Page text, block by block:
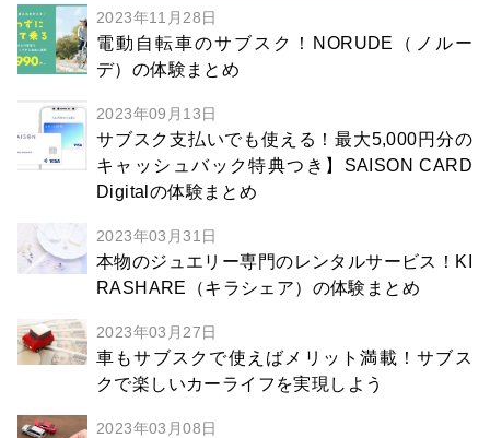
2023年11月28日
電動自転車のサブスク！NORUDE（ノルー
デ）の体験まとめ
2023年09月13日
サブスク支払いでも使える！最大5,000円分の
キャッシュバック特典つき】SAISON CARD
Digitalの体験まとめ
2023年03月31日
本物のジュエリー専門のレンタルサービス！KI
RASHARE（キラシェア）の体験まとめ
2023年03月27日
車もサブスクで使えばメリット満載！サブス
クで楽しいカーライフを実現しよう
2023年03月08日